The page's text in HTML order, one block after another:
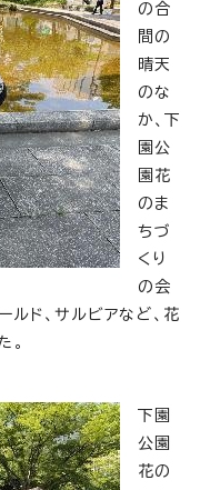
の合
間の
晴天
のな
か、下
園公
園花
のま
ちづ
くり
の会
ルド、サルビアなど、花
。
下園
公園
花の